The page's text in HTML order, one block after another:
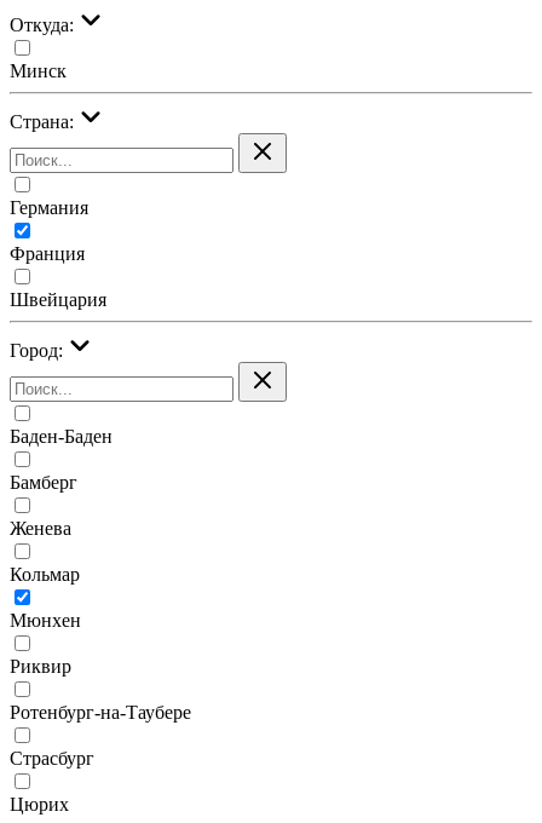
Откуда:
Минск
Страна:
Германия
Франция
Швейцария
Город:
Баден-Баден
Бамберг
Женева
Кольмар
Мюнхен
Риквир
Ротенбург-на-Таубере
Страсбург
Цюрих